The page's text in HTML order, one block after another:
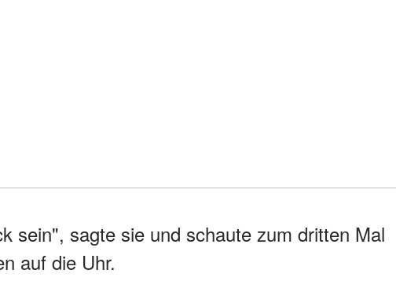
sein", sagte sie und schaute zum dritten Mal
auf die Uhr.